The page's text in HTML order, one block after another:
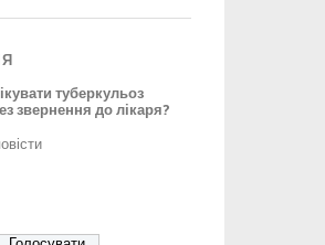
туберкульоз
звернення до лікаря?